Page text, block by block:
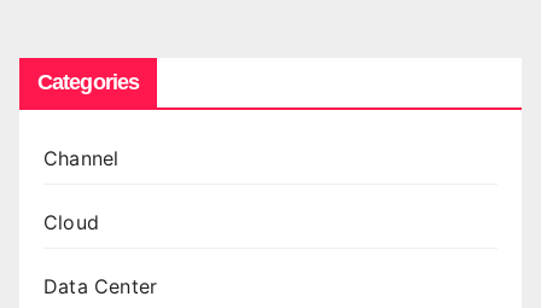
Categories
Channel
Cloud
Data Center